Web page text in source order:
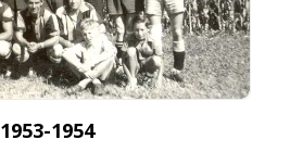
1953-1954